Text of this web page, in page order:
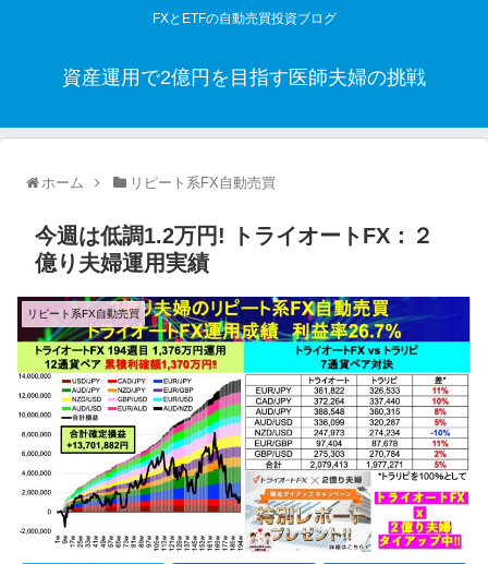
FXとETFの自動売買投資ブログ
資産運用で2億円を目指す医師夫婦の挑戦
ホーム リピート系FX自動売買
今週は低調1.2万円! トライオートFX：２
億り夫婦運用実績
リピート系FX自動売買